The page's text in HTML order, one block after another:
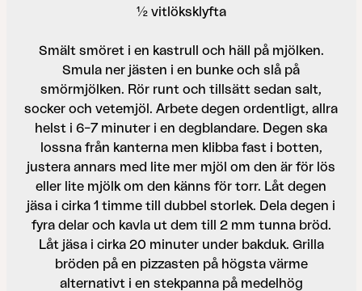
½ vitlöksklyfta
Smält smöret i en kastrull och häll på mjölken.
Smula ner jästen i en bunke och slå på
smörmjölken. Rör runt och tillsätt sedan salt,
socker och vetemjöl. Arbete degen ordentligt, allra
helst i 6–7 minuter i en degblandare. Degen ska
lossna från kanterna men klibba fast i botten,
justera annars med lite mer mjöl om den är för lös
eller lite mjölk om den känns för torr. Låt degen
jäsa i cirka 1 timme till dubbel storlek. Dela degen i
fyra delar och kavla ut dem till 2 mm tunna bröd.
Låt jäsa i cirka 20 minuter under bakduk. Grilla
bröden på en pizzasten på högsta värme
alternativt i en stekpanna på medelhög